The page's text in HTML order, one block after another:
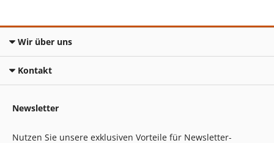
Wir über uns
Kontakt
Newsletter
Nutzen Sie unsere exklusiven Vorteile für Newsletter-